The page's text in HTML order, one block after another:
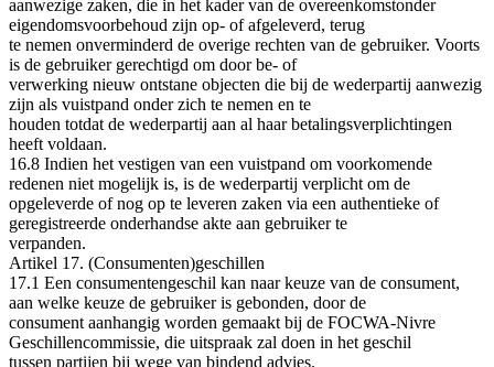
aanwezige zaken, die in het kader van de overeenkomstonder
eigendomsvoorbehoud zijn op‐ of afgeleverd, terug
te nemen onverminderd de overige rechten van de gebruiker. Voorts
is de gebruiker gerechtigd om door be‐ of
verwerking nieuw ontstane objecten die bij de wederpartij aanwezig
zijn als vuistpand onder zich te nemen en te
houden totdat de wederpartij aan al haar betalingsverplichtingen
heeft voldaan.
16.8 Indien het vestigen van een vuistpand om voorkomende
redenen niet mogelijk is, is de wederpartij verplicht om de
opgeleverde of nog op te leveren zaken via een authentieke of
geregistreerde onderhandse akte aan gebruiker te
verpanden.
Artikel 17. (Consumenten)geschillen
17.1 Een consumentengeschil kan naar keuze van de consument,
aan welke keuze de gebruiker is gebonden, door de
consument aanhangig worden gemaakt bij de FOCWA‐Nivre
Geschillencommissie, die uitspraak zal doen in het geschil
tussen partijen bij wege van bindend advies.